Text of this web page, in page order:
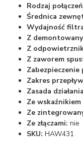
Rodzaj
Średnica
Wydajność
Z
Z
Z zaworem
Zakres
Zasada
Ze
Ze
Ze złączami: nie
SKU: HAW431